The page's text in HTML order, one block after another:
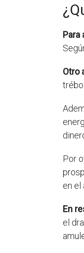
Para
Otro
Por
en el
En
el